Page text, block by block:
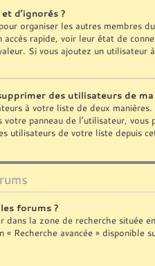
d’ignorés ?
organiser les autres membres
accès rapide, voir leur état de
Si vous ajoutez un
des utilisateurs de ma
à votre liste de deux
votre panneau de l’utilisateur,
utilisateurs de votre liste depuis
forums ?
dans la zone de recherche située
« Recherche avancée » disponible